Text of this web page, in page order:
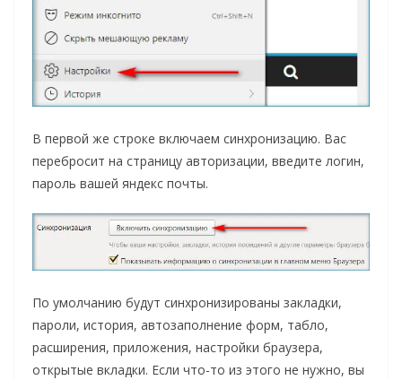
В первой же строке включаем синхронизацию. Вас
перебросит на страницу авторизации, введите логин,
пароль вашей яндекс почты.
По умолчанию будут синхронизированы закладки,
пароли, история, автозаполнение форм, табло,
расширения, приложения, настройки браузера,
открытые вкладки. Если что-то из этого не нужно, вы